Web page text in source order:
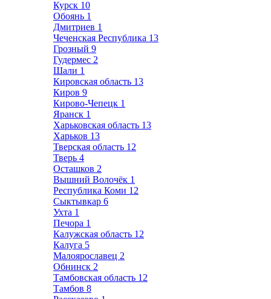
Курск 10
Обоянь 1
Дмитриев 1
Чеченская Республика 13
Грозный 9
Гудермес 2
Шали 1
Кировская область 13
Киров 9
Кирово-Чепецк 1
Яранск 1
Харьковская область 13
Харьков 13
Тверская область 12
Тверь 4
Осташков 2
Вышний Волочёк 1
Республика Коми 12
Сыктывкар 6
Ухта 1
Печора 1
Калужская область 12
Калуга 5
Малоярославец 2
Обнинск 2
Тамбовская область 12
Тамбов 8